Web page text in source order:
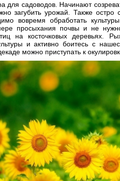
для садоводов. Начинают
загубить урожай. Также остро
вовремя обработать
просыхания почвы и не
на косточковых деревьях.
и активно боитесь с
можно приступать к